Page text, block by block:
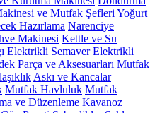
ve Mutfak Şefleri Yoğurt
Hazırlama Narenciye
Makinesi Kettle ve Su
Elektrikli Semaver Elektrikli
Parça ve Aksesuarları Mutfak
Askı ve Kancalar
Mutfak Havluluk Mutfak
ve Düzenleme Kavanoz